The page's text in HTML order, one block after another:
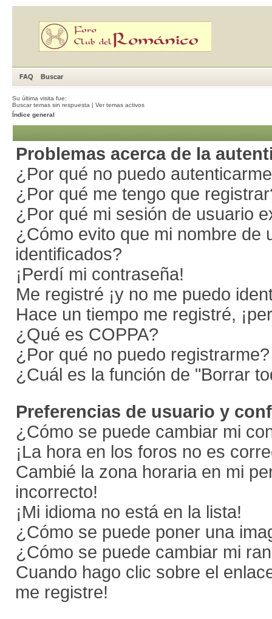
FAQ Buscar
Su última visita fue:
Buscar temas sin respuesta | Ver temas activos
Índice general
Problemas acerca de la
¿Por qué no puedo
¿Por qué me tengo que
¿Por qué mi sesión de usuario
¿Cómo evito que mi nombre de
identificados?
¡Perdí mi contraseña!
Me registré ¡y no me puedo
Hace un tiempo me registré,
¿Qué es COPPA?
¿Por qué no puedo registrarme?
¿Cuál es la función de "Borrar
Preferencias de usuario y
¿Cómo se puede cambiar mi
¡La hora en los foros no es
Cambié la zona horaria en mi
incorrecto!
¡Mi idioma no está en la lista!
¿Cómo se puede poner una
¿Cómo se puede cambiar mi
Cuando hago clic sobre el
me registre!